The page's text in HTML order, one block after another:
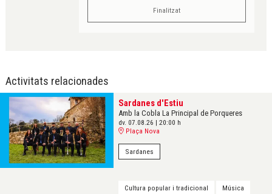
Finalitzat
Activitats relacionades
Sardanes d'Estiu
Amb la Cobla La Principal de Porqueres
dv. 07.08.26 | 20:00 h
Plaça Nova
Sardanes
Cultura popular i tradicional Música